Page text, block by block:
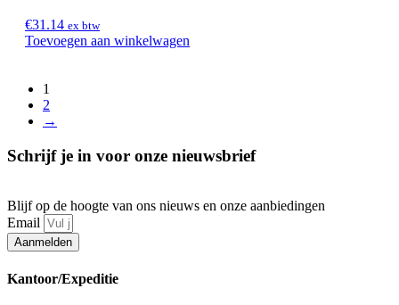
€31.14 ex btw
Toevoegen aan winkelwagen
1
2
→
Schrijf je in voor onze nieuwsbrief
Blijf op de hoogte van ons nieuws en onze aanbiedingen
Email
Aanmelden
Kantoor/Expeditie